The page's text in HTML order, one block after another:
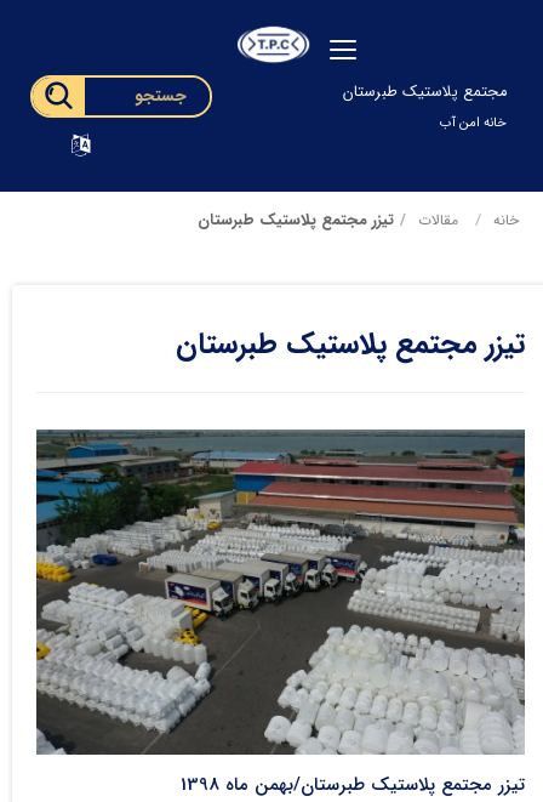
مجتمع پلاستیک طبرستان
خانه امن آب
خانه مقالات تیزر مجتمع پلاستیک طبرستان
تیزر مجتمع پلاستیک طبرستان
تیزر مجتمع پلاستیک طبرستان/بهمن ماه 1398